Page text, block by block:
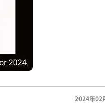
2024年02